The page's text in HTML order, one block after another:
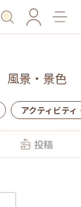
風景・景色
アクティビティ
投稿